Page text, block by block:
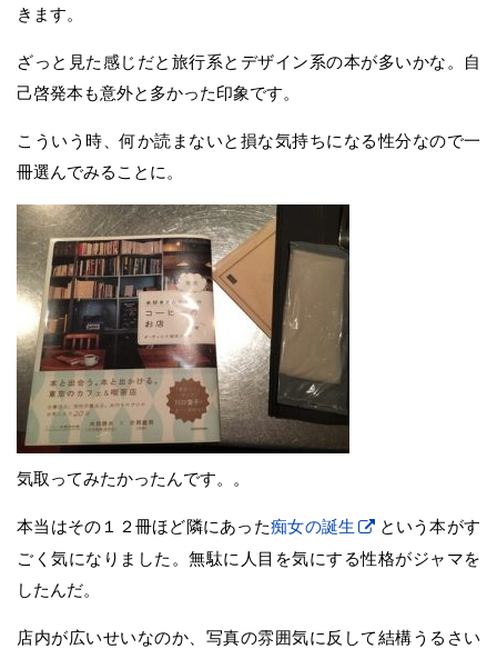
きます。
ざっと見た感じだと旅行系とデザイン系の本が多いかな。自
己啓発本も意外と多かった印象です。
こういう時、何か読まないと損な気持ちになる性分なので一
冊選んでみることに。
気取ってみたかったんです。。
本当はその１２冊ほど隣にあった痴女の誕生
という本がす
ごく気になりました。無駄に人目を気にする性格がジャマを
したんだ。
店内が広いせいなのか、写真の雰囲気に反して結構うるさい